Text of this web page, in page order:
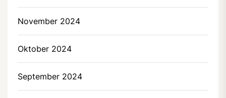
November 2024
Oktober 2024
September 2024